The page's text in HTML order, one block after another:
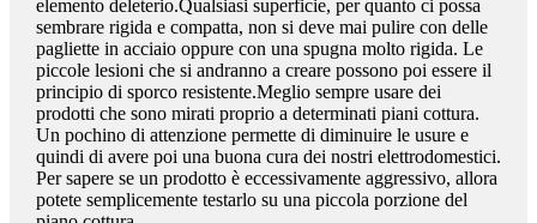
elemento deleterio.Qualsiasi superficie, per quanto ci possa
sembrare rigida e compatta, non si deve mai pulire con delle
pagliette in acciaio oppure con una spugna molto rigida. Le
piccole lesioni che si andranno a creare possono poi essere il
principio di sporco resistente.Meglio sempre usare dei
prodotti che sono mirati proprio a determinati piani cottura.
Un pochino di attenzione permette di diminuire le usure e
quindi di avere poi una buona cura dei nostri elettrodomestici.
Per sapere se un prodotto è eccessivamente aggressivo, allora
potete semplicemente testarlo su una piccola porzione del